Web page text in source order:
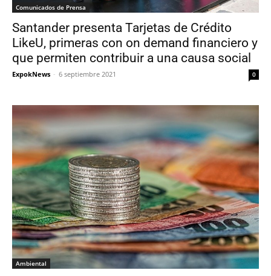
Comunicados de Prensa
Santander presenta Tarjetas de Crédito
LikeU, primeras con on demand financiero y
que permiten contribuir a una causa social
ExpokNews - 6 septiembre 2021 0
Ambiental